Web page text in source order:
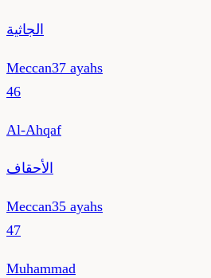
الجاثية
Meccan37 ayahs
46
Al-Ahqaf
الأحقاف
Meccan35 ayahs
47
Muhammad